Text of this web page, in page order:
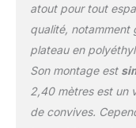
atout pour tout
qualité, notamment
plateau en
Son montage est
2,40 mètres est un
de convives.